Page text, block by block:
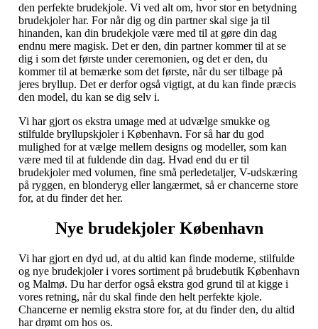
den perfekte brudekjole. Vi ved alt om, hvor stor en betydning
brudekjoler har. For når dig og din partner skal sige ja til
hinanden, kan din brudekjole være med til at gøre din dag
endnu mere magisk. Det er den, din partner kommer til at se
dig i som det første under ceremonien, og det er den, du
kommer til at bemærke som det første, når du ser tilbage på
jeres bryllup. Det er derfor også vigtigt, at du kan finde præcis
den model, du kan se dig selv i.
Vi har gjort os ekstra umage med at udvælge smukke og
stilfulde bryllupskjoler i København. For så har du god
mulighed for at vælge mellem designs og modeller, som kan
være med til at fuldende din dag. Hvad end du er til
brudekjoler med volumen, fine små perledetaljer, V-udskæring
på ryggen, en blonderyg eller langærmet, så er chancerne store
for, at du finder det her.
Nye brudekjoler København
Vi har gjort en dyd ud, at du altid kan finde moderne, stilfulde
og nye brudekjoler i vores sortiment på brudebutik København
og Malmø. Du har derfor også ekstra god grund til at kigge i
vores retning, når du skal finde den helt perfekte kjole.
Chancerne er nemlig ekstra store for, at du finder den, du altid
har drømt om hos os.